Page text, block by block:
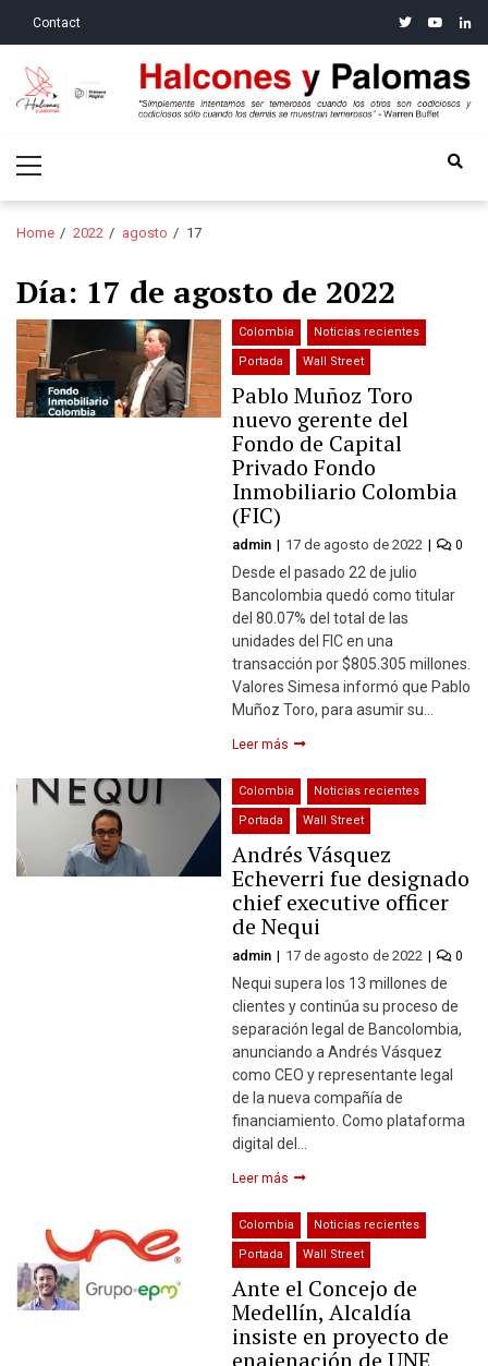
Contact twitteryoutube
Halcones y Palomas
Menu
Home 2022 agosto 17
Día: 17 de agosto de 2022
Colombia Noticias recientes
Portada Wall Street
Pablo Muñoz Toro
nuevo gerente del
Fondo de Capital
Privado Fondo
Inmobiliario Colombia
(FIC)
admin 17 de agosto de 2022 0
Desde el pasado 22 de julio
Bancolombia quedó como titular
del 80.07% del total de las
unidades del FIC en una
transacción por $805.305 millones.
Valores Simesa informó que Pablo
Muñoz Toro, para asumir su…
Leer más
Colombia Noticias recientes
Portada Wall Street
Andrés Vásquez
Echeverri fue designado
chief executive officer
de Nequi
admin 17 de agosto de 2022 0
Nequi supera los 13 millones de
clientes y continúa su proceso de
separación legal de Bancolombia,
anunciando a Andrés Vásquez
como CEO y representante legal
de la nueva compañía de
financiamiento. Como plataforma
digital del…
Leer más
Colombia Noticias recientes
Portada Wall Street
Ante el Concejo de
Medellín, Alcaldía
insiste en proyecto de
enajenación de UNE